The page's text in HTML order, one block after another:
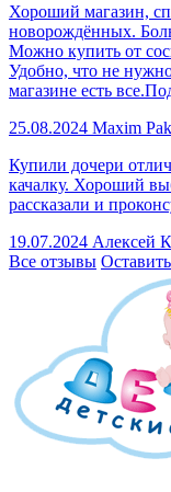
Хороший магазин,
новорождённых.
Можно купить от
Удобно, что не
магазине есть все.
25.08.2024 Maxim Pak
Купили дочери
качалку. Хороший
рассказали и
19.07.2024 Алексей
Все отзывы